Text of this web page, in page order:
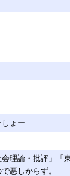
ょー
理論・批評」
悪しからず。